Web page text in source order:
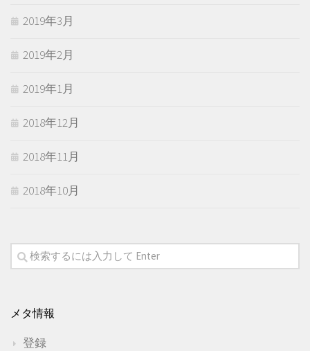
2019年3月
2019年2月
2019年1月
2018年12月
2018年11月
2018年10月
メタ情報
登録